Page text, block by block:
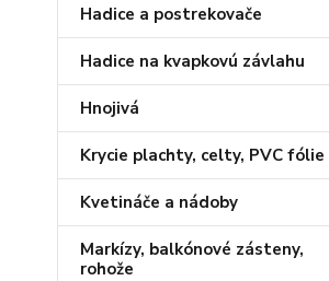
Hadice a postrekovače
Hadice na kvapkovú závlahu
Hnojivá
Krycie plachty, celty, PVC fólie
Kvetináče a nádoby
Markízy, balkónové zásteny,
rohože